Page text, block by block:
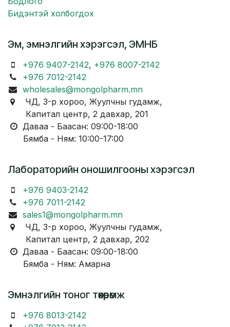
Бидэнтэй холбогдох
Эм, эмнэлгийн хэрэгсэл, ЭМНБ
+976 9407-2142, +976 8007-2142
+976 7012-2142
wholesales@mongolpharm.mn
ЧД, 3-р хороо, Жуулчны гудамж,
Капитал центр, 2 давхар, 201
Даваа - Баасан: 09:00-18:00
Бямба - Ням: 10:00-17:00
Лабораторийн оношилгооны хэрэгсэл
+976 9403-2142
+976 7011-2142
sales1@mongolpharm.mn
ЧД, 3-р хороо, Жуулчны гудамж,
Капитал центр, 2 давхар, 202
Даваа - Баасан: 09:00-18:00
Бямба - Ням: Амарна
Эмнэлгийн тоног төхөөрөмж
+976 8013-2142